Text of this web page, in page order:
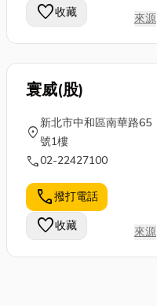
favorite收藏 來源
寰威(股)
location_on
新北市中和區南華路65
號1樓
call02-22427100
call撥打電話
favorite收藏 來源